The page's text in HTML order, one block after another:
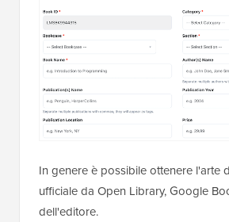
In genere è possibile ottenere l'arte
ufficiale da Open Library, Google
dell'editore.